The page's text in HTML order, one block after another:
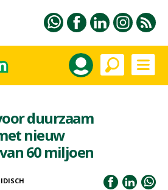
duurzaam
nieuw
60 miljoen